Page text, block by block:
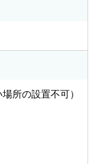
所の設置不可）